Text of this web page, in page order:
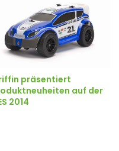
präsentiert
auf der
2014